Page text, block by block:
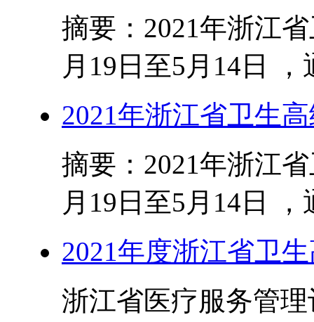
摘要：2021年浙江
月19日至5月14日
2021年浙江省卫生
摘要：2021年浙江
月19日至5月14日
2021年度浙江省卫
浙江省医疗服务管